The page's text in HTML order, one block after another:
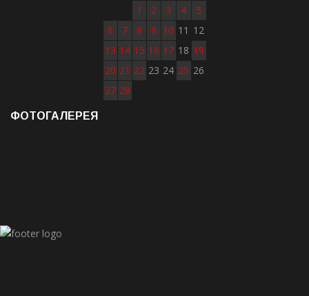
1 2 3 4
5
6
7 8 9 10 11 12
13 14 15 16 17 18 19
20 21 22 23 24 25 26
27 28
ФОТОГАЛЕРЕЯ